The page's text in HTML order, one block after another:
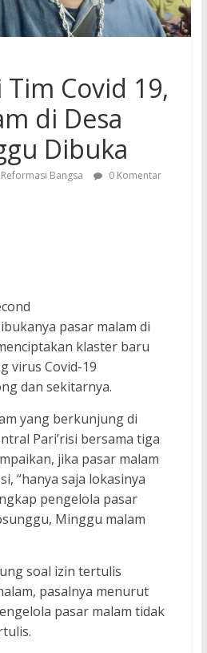
Tim Covid 19,
di Desa
Dibuka
Reformasi Bangsa 0 Komentar
pasar malam di
klaster baru
virus Covid-19
dan sekitarnya.
yang berkunjung di
Pari’risi bersama tiga
jika pasar malam
“hanya saja lokasinya
pengelola pasar
Minggu malam
soal izin tertulis
pasalnya menurut
pasar malam tidak